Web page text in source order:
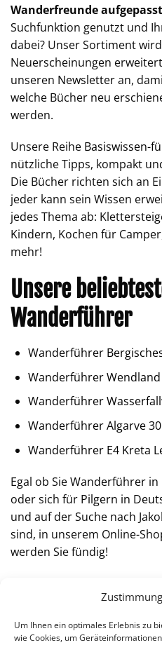
Um Ihnen ein optimales Erlebnis zu
wie Cookies, um
Wanderfreunde
Suchfunktion genutzt und
dabei? Unser Sortiment
Neuerscheinungen
unseren Newsletteran,
welche Bücher neu
werden.
Unsere Reihe Basiswissen-
nützliche Tipps, kompakt
Die Bücher richten sich an
jeder kann sein Wissen
jedes Thema ab:
Kindern, Kochen für
mehr!
Unsere
Wanderführer
Wanderführer
Wanderführer
Wanderführer
Wanderführer Algarve
Wanderführer E4 Kreta
Egal ob SieWanderführer in
oder sich für Pilgern in
und auf der Suche nach
sind, in unserem Online-
werden Sie fündig!
Fragen oder Anliegen zu
haben. Wir helfen Ihnen